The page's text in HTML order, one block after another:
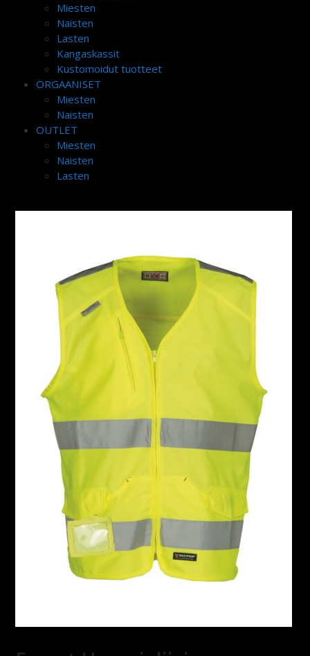
Miesten
Naisten
Lasten
Kangaskassit
Kustomoidut tuotteet
ORGAANISET
Miesten
Naisten
OUTLET
Miesten
Naisten
Lasten